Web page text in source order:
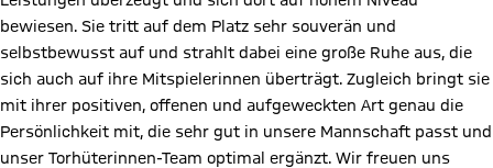
bewiesen. Sie tritt auf dem Platz sehr souverän und
selbstbewusst auf und strahlt dabei eine große Ruhe aus, die
sich auch auf ihre Mitspielerinnen überträgt. Zugleich bringt sie
mit ihrer positiven, offenen und aufgeweckten Art genau die
Persönlichkeit mit, die sehr gut in unsere Mannschaft passt und
unser Torhüterinnen-Team optimal ergänzt. Wir freuen uns